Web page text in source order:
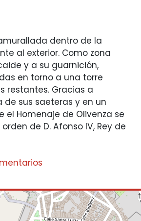
dentro de la
al exterior. Como zona
y a su guarnición,
en torno a una torre
restantes. Gracias a
sus saeteras y en un
el Homenaje de Olivenza se
de D. Afonso IV, Rey de